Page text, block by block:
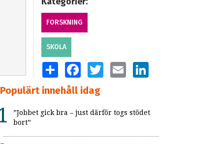
FORSKNING
SKOLA
SHARE FACEBOOKTWITTEREMAIL LINKEDIN
Populärt innehåll idag
”Jobbet gick bra – just därför togs stödet
bort”